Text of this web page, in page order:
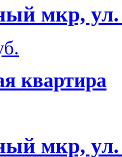
мкр,
квартира
мкр, ул.